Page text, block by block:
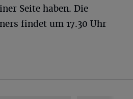
Seite haben. Die
findet um 17.30 Uhr